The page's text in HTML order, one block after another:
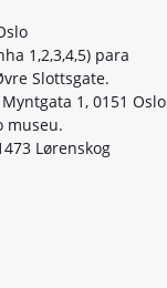
1,2,3,4,5) para
Slottsgate.
1, 0151 Oslo
museu.
Lørenskog